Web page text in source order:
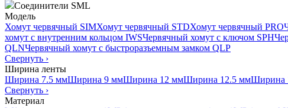
Соединители SML
Модель
Хомут червячный SIMХомут червячный STDХомут червячный PRO
хомут с внутренним кольцом IWSЧервячный хомут с ключом SPH
QLNЧервячный хомут с быстроразъемным замком QLP
Свернуть ›
Ширина ленты
Ширина 7.5 ммШирина 9 ммШирина 12 ммШирина 12.5 ммШирина
Свернуть ›
Материал